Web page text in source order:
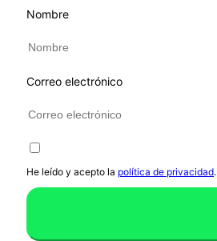
Nombre
Correo electrónico
He leído y acepto la política de privacidad.